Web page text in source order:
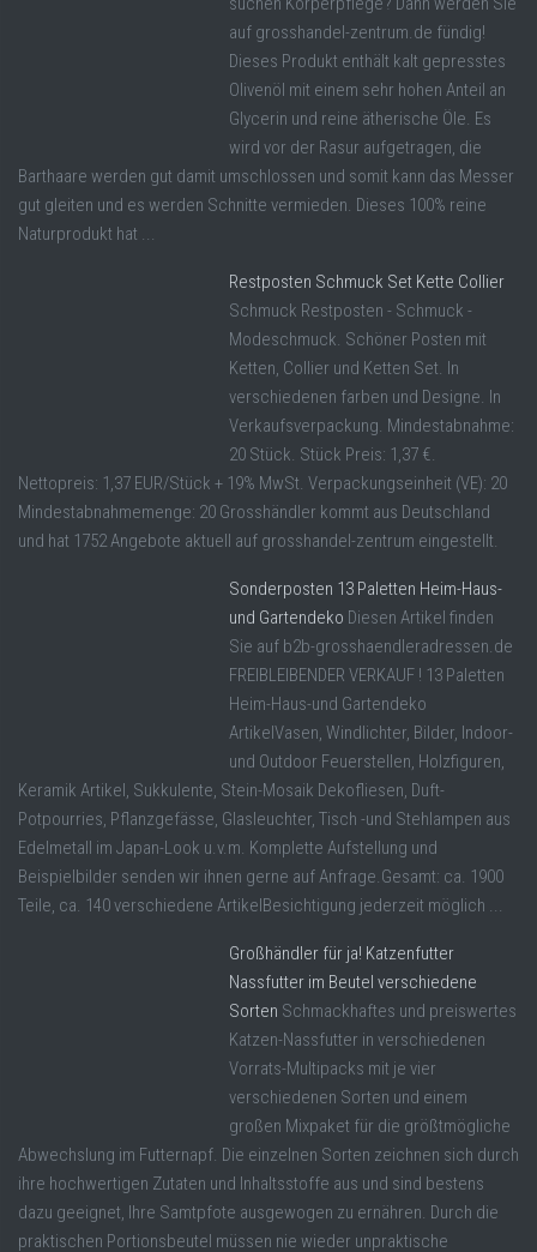
auf grosshandel-zentrum.de fündig!
Dieses Produkt enthält kalt gepresstes
Olivenöl mit einem sehr hohen Anteil an
Glycerin und reine ätherische Öle. Es
wird vor der Rasur aufgetragen, die
Barthaare werden gut damit umschlossen und somit kann das Messer
gut gleiten und es werden Schnitte vermieden. Dieses 100% reine
Naturprodukt hat ...
Restposten Schmuck Set Kette Collier
Schmuck Restposten - Schmuck -
Modeschmuck. Schöner Posten mit
Ketten, Collier und Ketten Set. In
verschiedenen farben und Designe. In
Verkaufsverpackung. Mindestabnahme:
20 Stück. Stück Preis: 1,37 €.
Nettopreis: 1,37 EUR/Stück + 19% MwSt. Verpackungseinheit (VE): 20
Mindestabnahmemenge: 20 Grosshändler kommt aus Deutschland
und hat 1752 Angebote aktuell auf grosshandel-zentrum eingestellt.
Sonderposten 13 Paletten Heim-Haus-
und Gartendeko Diesen Artikel finden
Sie auf b2b-grosshaendleradressen.de
FREIBLEIBENDER VERKAUF ! 13 Paletten
Heim-Haus-und Gartendeko
ArtikelVasen, Windlichter, Bilder, Indoor-
und Outdoor Feuerstellen, Holzfiguren,
Keramik Artikel, Sukkulente, Stein-Mosaik Dekofliesen, Duft-
Potpourries, Pflanzgefässe, Glasleuchter, Tisch -und Stehlampen aus
Edelmetall im Japan-Look u.v.m. Komplette Aufstellung und
Beispielbilder senden wir ihnen gerne auf Anfrage.Gesamt: ca. 1900
Teile, ca. 140 verschiedene ArtikelBesichtigung jederzeit möglich ...
Großhändler für ja! Katzenfutter
Nassfutter im Beutel verschiedene
Sorten Schmackhaftes und preiswertes
Katzen-Nassfutter in verschiedenen
Vorrats-Multipacks mit je vier
verschiedenen Sorten und einem
großen Mixpaket für die größtmögliche
Abwechslung im Futternapf. Die einzelnen Sorten zeichnen sich durch
ihre hochwertigen Zutaten und Inhaltsstoffe aus und sind bestens
dazu geeignet, Ihre Samtpfote ausgewogen zu ernähren. Durch die
praktischen Portionsbeutel müssen nie wieder unpraktische